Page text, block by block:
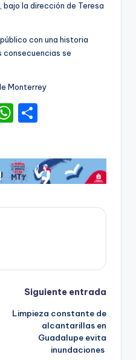
bajo la dirección de Teresa
con una historia
consecuencias se
Monterrey
W
a
ts
A
p
m
p
ar
ti
Siguiente entrada
Limpieza constante de
alcantarillas en
Guadalupe evita
inundaciones